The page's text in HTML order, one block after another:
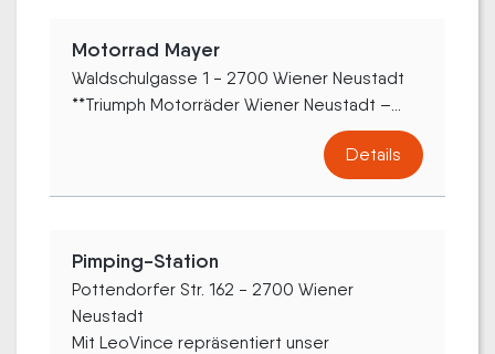
Motorrad Mayer
Waldschulgasse 1 - 2700 Wiener Neustadt
**Triumph Motorräder Wiener Neustadt –...
Details
Pimping-Station
Pottendorfer Str. 162 - 2700 Wiener
Neustadt
Mit LeoVince repräsentiert unser